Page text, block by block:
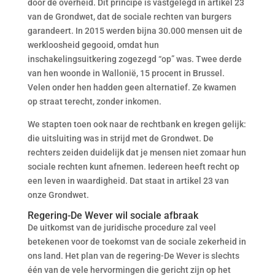
door de overheid. Dit principe is vastgelegd in artikel 23
van de Grondwet, dat de sociale rechten van burgers
garandeert. In 2015 werden bijna 30.000 mensen uit de
werkloosheid gegooid, omdat hun
inschakelingsuitkering zogezegd “op” was. Twee derde
van hen woonde in Wallonië, 15 procent in Brussel.
Velen onder hen hadden geen alternatief. Ze kwamen
op straat terecht, zonder inkomen.
We stapten toen ook naar de rechtbank en kregen gelijk:
die uitsluiting was in strijd met de Grondwet. De
rechters zeiden duidelijk dat je mensen niet zomaar hun
sociale rechten kunt afnemen. Iedereen heeft recht op
een leven in waardigheid. Dat staat in artikel 23 van
onze Grondwet.
Regering-De Wever wil sociale afbraak
De uitkomst van de juridische procedure zal veel
betekenen voor de toekomst van de sociale zekerheid in
ons land. Het plan van de regering-De Wever is slechts
één van de vele hervormingen die gericht zijn op het